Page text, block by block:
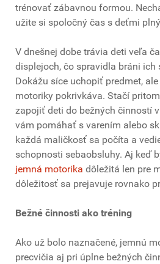
trénovať zábavnou formou.
užite si spoločný čas s deťmi
V dnešnej dobe trávia deti veľa
displejoch, čo spravidla bráni ich
Dokážu síce uchopiť predmet,
motoriky pokrivkáva. Stačí
zapojiť deti do bežných činností
vám pomáhať s varením alebo
každá maličkosť sa počíta a
schopnosti sebaobsluhy. Aj keď
jemná motorika dôležitá len pre
dôležitosť sa prejavuje rovnako
Bežné činnosti ako tréning
Ako už bolo naznačené, jemnú
precvičia aj pri úplne bežných